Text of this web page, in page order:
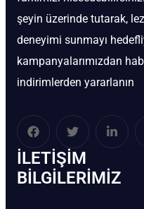
şeyin üzerinde tutarak,
deneyimi sunmayı
kampanyalarımızdan
indirimlerden yararlanın
İLETIŞIM
BİLGILERIMIZ